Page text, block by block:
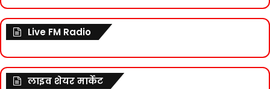
Live FM Radio
लाइव शेयर मार्केट